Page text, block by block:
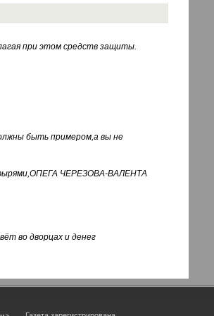
при этом средств защиты.
быть примером,а вы не
ЧЕРЕЗОВА-ВАЛЕНТА
во дворцах и денег